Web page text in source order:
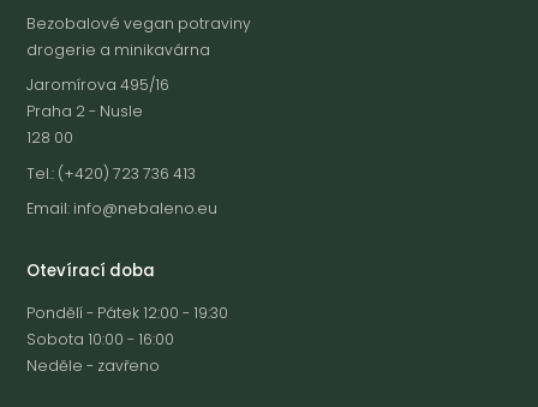
Bezobalové vegan potraviny
drogerie a minikavárna
Jaromírova 495/16
Praha 2 - Nusle
128 00
Tel.: (+420) 723 736 413
Email: info@nebaleno.eu
Otevírací doba
Pondělí - Pátek 12:00 - 19:30
Sobota 10:00 - 16:00
Neděle - zavřeno